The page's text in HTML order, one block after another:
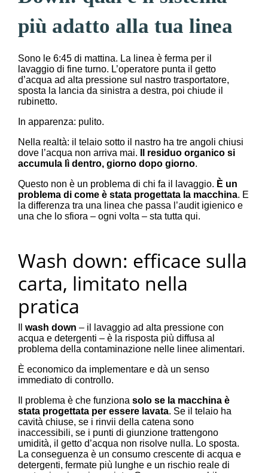
più adatto alla tua linea
Sono le 6:45 di mattina. La linea è ferma per il
lavaggio di fine turno. L’operatore punta il getto
d’acqua ad alta pressione sul nastro trasportatore,
sposta la lancia da sinistra a destra, poi chiude il
rubinetto.
In apparenza: pulito.
Nella realtà: il telaio sotto il nastro ha tre angoli chiusi
dove l’acqua non arriva mai.
Il residuo organico si
accumula lì dentro, giorno dopo giorno.
Questo non è un problema di chi fa il lavaggio. È un
problema di come è stata progettata la macchina. E
la differenza tra una linea che passa l’audit igienico e
una che lo sfiora – ogni volta – sta tutta qui.
Wash down: efficace sulla
carta, limitato nella
pratica
wash down – il lavaggio ad alta pressione con
acqua e detergenti – è la risposta più diffusa al
problema della contaminazione nelle linee alimentari.
È economico da implementare e dà un senso
immediato di controllo.
Il problema è che funziona solo se la macchina è
stata progettata per essere lavata. Se il telaio ha
cavità chiuse, se i rinvii della catena sono
inaccessibili, se i punti di giunzione trattengono
umidità, il getto d’acqua non risolve nulla. Lo sposta.
La conseguenza è un consumo crescente di acqua e
detergenti, fermate più lunghe e un rischio reale di